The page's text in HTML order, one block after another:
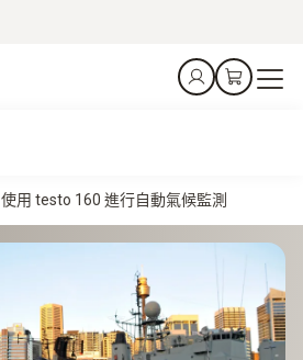
使用 testo 160 進行自動氣候監測